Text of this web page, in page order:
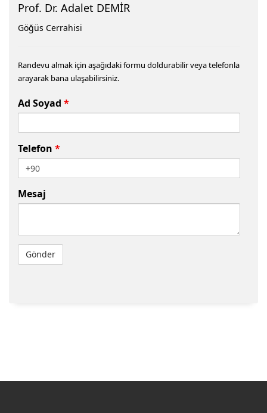
Prof. Dr. Adalet DEMİR
Göğüs Cerrahisi
Randevu almak için aşağıdaki formu doldurabilir veya telefonla
arayarak bana ulaşabilirsiniz.
Ad Soyad *
Telefon *
Mesaj